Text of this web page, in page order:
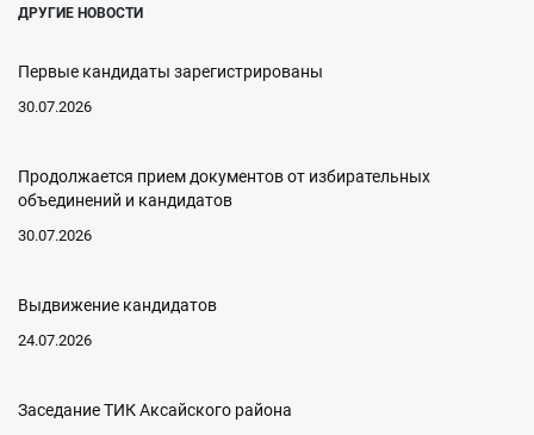
ДРУГИЕ НОВОСТИ
Первые кандидаты зарегистрированы
30.07.2026
Продолжается прием документов от избирательных
объединений и кандидатов
30.07.2026
Выдвижение кандидатов
24.07.2026
Заседание ТИК Аксайского района